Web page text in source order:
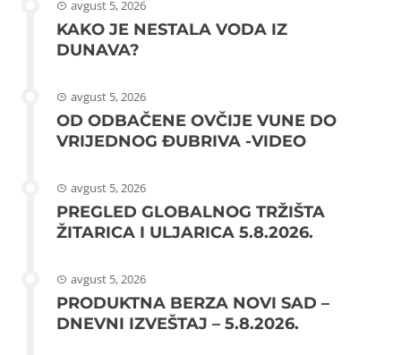
avgust 5, 2026
KAKO JE NESTALA VODA IZ
DUNAVA?
avgust 5, 2026
OD ODBAČENE OVČIJE VUNE DO
VRIJEDNOG ĐUBRIVA -VIDEO
avgust 5, 2026
PREGLED GLOBALNOG TRŽIŠTA
ŽITARICA I ULJARICA 5.8.2026.
avgust 5, 2026
PRODUKTNA BERZA NOVI SAD –
DNEVNI IZVEŠTAJ – 5.8.2026.